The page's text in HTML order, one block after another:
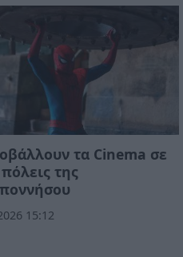
τα Cinema σε
της
15:12